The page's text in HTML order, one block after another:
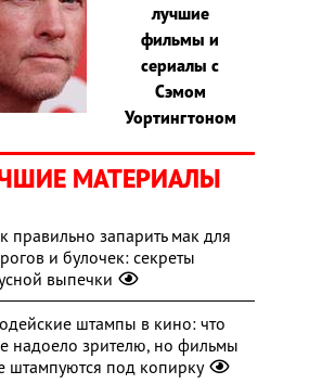
лучшие
фильмы и
сериалы с
Сэмом
Уортингтоном
МАТЕРИАЛЫ
правильно запарить мак для
и булочек: секреты
выпечки
штампы в кино: что
надоело зрителю, но фильмы
штампуются под копирку